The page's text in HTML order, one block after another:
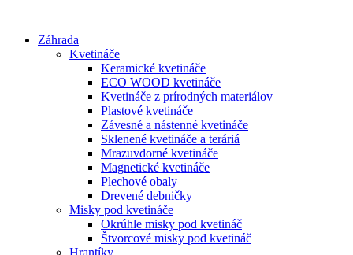
obsah
Záhrada
Kvetináče
Keramické kvetináče
ECO WOOD kvetináče
Kvetináče z prírodných materiálov
Plastové kvetináče
Závesné a nástenné kvetináče
Sklenené kvetináče a teráriá
Mrazuvdorné kvetináče
Magnetické kvetináče
Plechové obaly
Drevené debničky
Misky pod kvetináče
Okrúhle misky pod kvetináč
Štvorcové misky pod kvetináč
Hrantíky